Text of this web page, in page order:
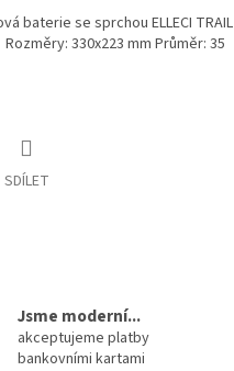
baterie se sprchou ELLECI TRAIL
330x223 mm Průměr: 35
SDÍLET
Jsme moderní...
akceptujeme platby
bankovními kartami